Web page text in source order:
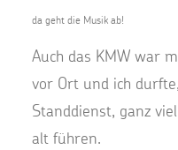
da geht die Musik ab!
Auch das KMW war
vor Ort und ich
Standdienst, ganz
alt führen.